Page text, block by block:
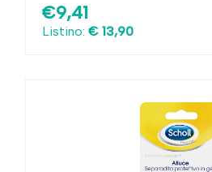
€9,41
Listino: € 13,90